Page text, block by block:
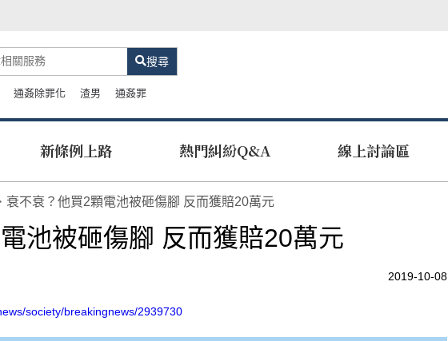
搜尋
通姦除罪化 渣男 通姦罪
新條例上路 熱門糾紛Q&A 線上討論區
衰不衰？他買2顆電池被砸傷腳 反而獲賠20萬元
池被砸傷腳 反而獲賠20萬元
2019-10-08
society/breakingnews/2939730